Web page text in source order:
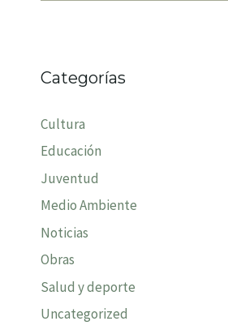
Categorías
Cultura
Educación
Juventud
Medio Ambiente
Noticias
Obras
Salud y deporte
Uncategorized